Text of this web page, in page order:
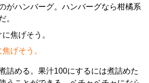
がハンバーグ。ハンバーグなら柑橘系
。
げそう。
詰める。果汁100にするには煮詰めた